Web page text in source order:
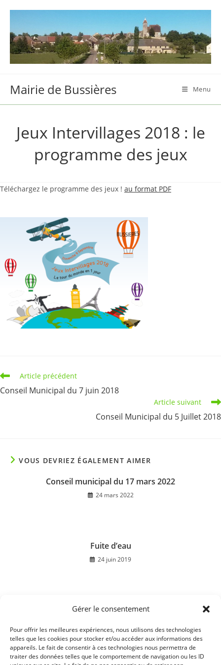
Gérer le consentement
Pour offrir les meilleures expériences, nous utilisons des technologies
telles que les cookies pour stocker et/ou accéder aux informations des
appareils. Le fait de consentir à ces technologies nous permettra de
traiter des données telles que le comportement de navigation ou les ID
content
Mairie de Bussières Menu
Jeux Intervillages 2018 : le
programme des jeux
Téléchargez le programme des jeux ! au format PDF
Read
articles
Article précédent
Conseil Municipal du 7 juin 2018
Article suivant
Conseil Municipal du 5 Juillet 2018
VOUS DEVRIEZ ÉGALEMENT AIMER
Conseil municipal du 17 mars 2022
24 mars 2022
Fuite d’eau
24 juin 2019
Cours d’anglais du Pays des 7 Rivières